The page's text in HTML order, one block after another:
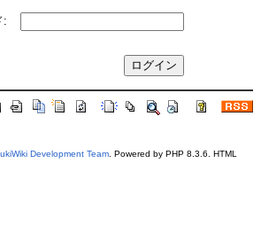
:
Development Team. Powered by PHP 8.3.6. HTML